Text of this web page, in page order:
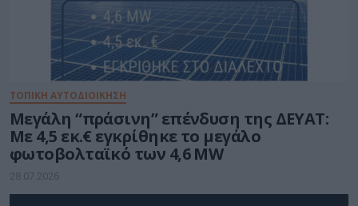
ΤΟΠΙΚΗ ΑΥΤΟΔΙΟΙΚΗΣΗ
Μεγάλη “πράσινη” επένδυση της ΔΕΥΑΤ:
Με 4,5 εκ.€ εγκρίθηκε το μεγάλο
φωτοβολταϊκό των 4,6 MW
28.07.2026